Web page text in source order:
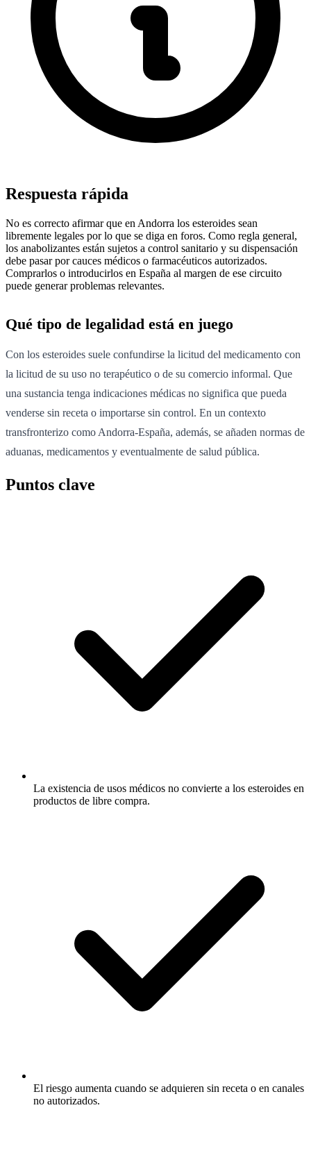
Respuesta rápida
No es correcto afirmar que en Andorra los esteroides sean
libremente legales por lo que se diga en foros. Como regla general,
los anabolizantes están sujetos a control sanitario y su dispensación
debe pasar por cauces médicos o farmacéuticos autorizados.
Comprarlos o introducirlos en España al margen de ese circuito
puede generar problemas relevantes.
Qué tipo de legalidad está en juego
Con los esteroides suele confundirse la licitud del medicamento con
la licitud de su uso no terapéutico o de su comercio informal. Que
una sustancia tenga indicaciones médicas no significa que pueda
venderse sin receta o importarse sin control. En un contexto
transfronterizo como Andorra-España, además, se añaden normas de
aduanas, medicamentos y eventualmente de salud pública.
Puntos clave
La existencia de usos médicos no convierte a los esteroides en
productos de libre compra.
El riesgo aumenta cuando se adquieren sin receta o en canales
no autorizados.